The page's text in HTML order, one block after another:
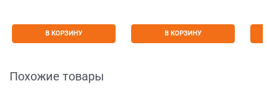
В КОРЗИНУ В КОРЗИНУ
Похожие товары